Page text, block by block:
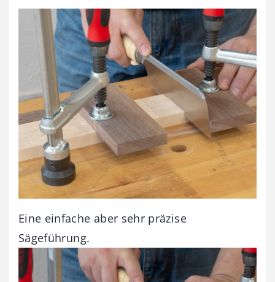
Eine einfache aber sehr präzise
Sägeführung.